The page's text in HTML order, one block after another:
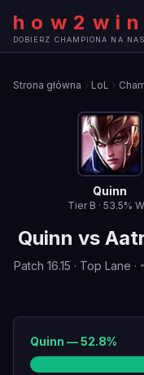
how2win
DOBIERZ CHAMPIONA NA
Strona główna LoL
Quinn
Tier B · 53.5%
Quinn vs
Patch 16.15 · Top Lane ·
Quinn —52.8%